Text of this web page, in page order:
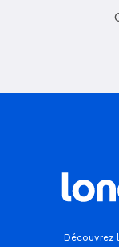
Découvrez